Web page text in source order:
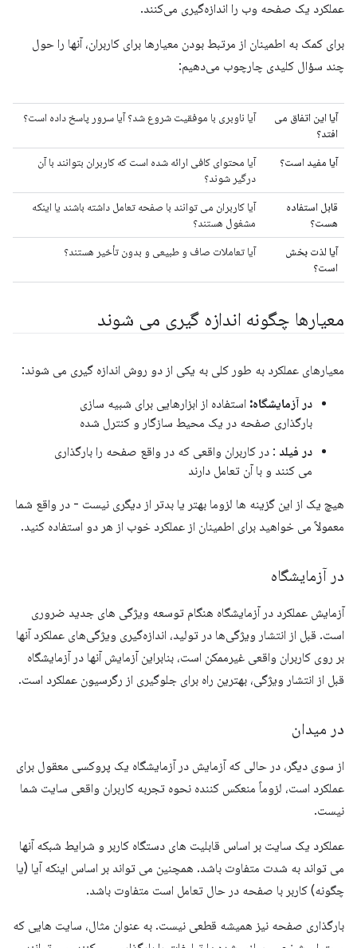
عملکرد یک صفحه وب را اندازه‌گیری می‌کنند.
برای کمک به اطمینان از مرتبط بودن معیارها برای کاربران، آنها را حول
چند سؤال کلیدی چارچوب می‌دهیم:
آیا این اتفاق می
افتد؟
آیا ناوبری با موفقیت شروع شد؟ آیا سرور پاسخ داده است؟
آیا مفید است؟
آیا محتوای کافی ارائه شده است که کاربران بتوانند با آن
درگیر شوند؟
قابل استفاده
هست؟
آیا کاربران می توانند با صفحه تعامل داشته باشند یا اینکه
مشغول هستند؟
آیا لذت بخش
است؟
آیا تعاملات صاف و طبیعی و بدون تأخیر هستند؟
معیارها چگونه اندازه گیری می شوند
معیارهای عملکرد به طور کلی به یکی از دو روش اندازه گیری می شوند:
در آزمایشگاه: استفاده از ابزارهایی برای شبیه سازی
بارگذاری صفحه در یک محیط سازگار و کنترل شده
در فیلد : در کاربران واقعی که در واقع صفحه را بارگذاری
می کنند و با آن تعامل دارند
هیچ یک از این گزینه ها لزوما بهتر یا بدتر از دیگری نیست - در واقع شما
معمولاً می خواهید برای اطمینان از عملکرد خوب از هر دو استفاده کنید.
در آزمایشگاه
آزمایش عملکرد در آزمایشگاه هنگام توسعه ویژگی های جدید ضروری
است. قبل از انتشار ویژگی‌ها در تولید، اندازه‌گیری ویژگی‌های عملکرد آنها
بر روی کاربران واقعی غیرممکن است، بنابراین آزمایش آنها در آزمایشگاه
قبل از انتشار ویژگی، بهترین راه برای جلوگیری از رگرسیون عملکرد است.
در میدان
از سوی دیگر، در حالی که آزمایش در آزمایشگاه یک پروکسی معقول برای
عملکرد است، لزوماً منعکس کننده نحوه تجربه کاربران واقعی سایت شما
نیست.
عملکرد یک سایت بر اساس قابلیت های دستگاه کاربر و شرایط شبکه آنها
می تواند به شدت متفاوت باشد. همچنین می تواند بر اساس اینکه آیا (یا
چگونه) کاربر با صفحه در حال تعامل است متفاوت باشد.
بارگذاری صفحه نیز همیشه قطعی نیست. به عنوان مثال، سایت هایی که